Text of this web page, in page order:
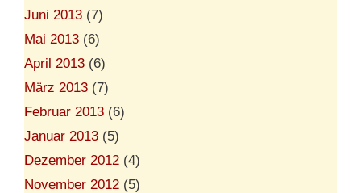
Juni 2013 (7)
Mai 2013 (6)
April 2013 (6)
März 2013 (7)
Februar 2013 (6)
Januar 2013 (5)
Dezember 2012 (4)
November 2012 (5)